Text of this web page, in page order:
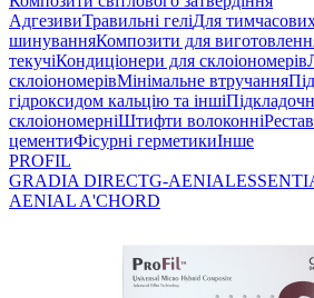
АдгезивиТравильні геліДля
шинуванняКомпозити для
текучіКондиціонери для склоіономерів
склоіономерівМінімальне втручання
гідроксидом кальцію та інші
склоіономерніШтифти волоконні
цементиФісурні герметикиІнше
PROFIL
GRADIA DIRECTG-AENIAL
AENIAL A'CHORD